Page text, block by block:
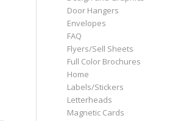
Door Hangers
Envelopes
FAQ
Flyers/Sell Sheets
Full Color Brochures
Home
Labels/Stickers
Letterheads
Magnetic Cards